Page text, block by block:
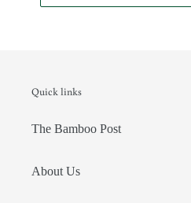
Quick links
The Bamboo Post
About Us